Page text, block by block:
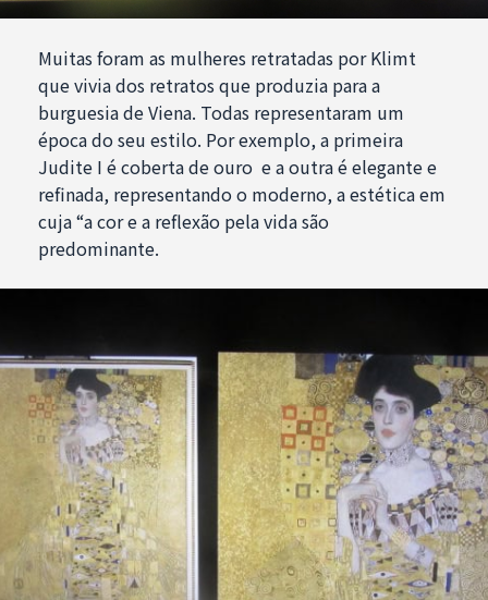
Muitas foram as mulheres retratadas por Klimt
que vivia dos retratos que produzia para a
burguesia de Viena. Todas representaram um
época do seu estilo. Por exemplo, a primeira
Judite I é coberta de ouro e a outra é elegante e
refinada, representando o moderno, a estética em
cuja “a cor e a reflexão pela vida são
predominante.